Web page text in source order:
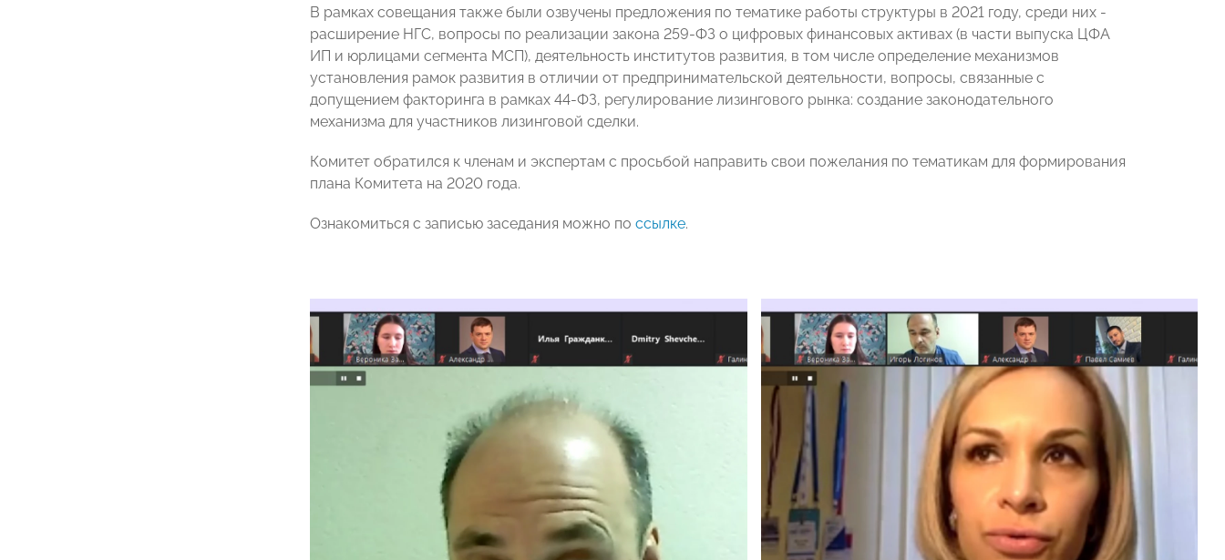
В рамках совещания также были озвучены предложения по тематике работы структуры в 2021 году, среди них -
расширение НГС, вопросы по реализации закона 259-ФЗ о цифровых финансовых активах (в части выпуска ЦФА
ИП и юрлицами сегмента МСП), деятельность институтов развития, в том числе определение механизмов
установления рамок развития в отличии от предпринимательской деятельности, вопросы, связанные с
допущением факторинга в рамках 44-ФЗ, регулирование лизингового рынка: создание законодательного
механизма для участников лизинговой сделки.
Комитет обратился к членам и экспертам с просьбой направить свои пожелания по тематикам для формирования
плана Комитета на 2020 года.
Ознакомиться с записью заседания можно по ссылке.